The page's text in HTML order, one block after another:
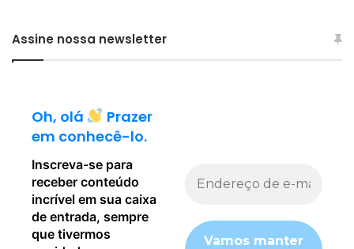
Assine nossa newsletter
Oh, olá
Prazer
em conhecê-lo.
Inscreva-se para
receber conteúdo
incrível em sua caixa
de entrada, sempre
que tivermos